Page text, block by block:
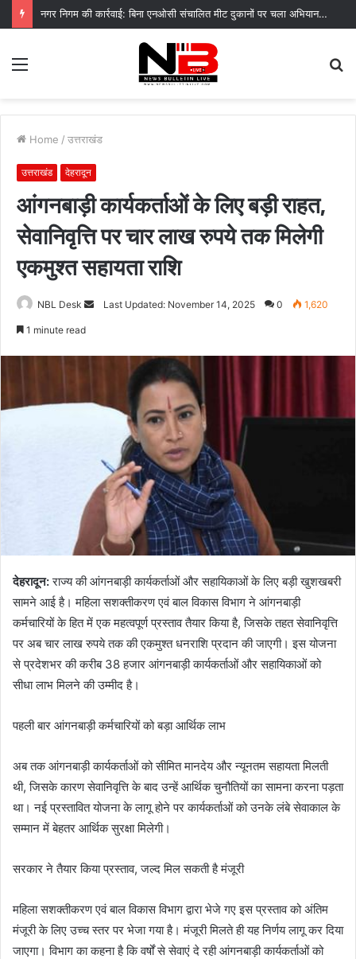
नगर निगम की कार्रवाई: बिना एनओसी संचालित मीट दुकानों पर चला अभियान, 45250 रुपये का चालान
Menu
Home / उत्तराखंड
उत्तराखंड देहरादून
आंगनबाड़ी कार्यकर्ताओं के लिए बड़ी राहत,
सेवानिवृत्ति पर चार लाख रुपये तक मिलेगी
एकमुश्त सहायता राशि
NBL Desk
SendLast Updated: November 14, 2025 0 1,620
1 minute read
देहरादून:राज्य की आंगनबाड़ी कार्यकर्ताओं और सहायिकाओं के लिए बड़ी खुशखबरी
सामने आई है। महिला सशक्तीकरण एवं बाल विकास विभाग ने आंगनबाड़ी
कर्मचारियों के हित में एक महत्वपूर्ण प्रस्ताव तैयार किया है, जिसके तहत सेवानिवृत्ति
पर अब चार लाख रुपये तक की एकमुश्त धनराशि प्रदान की जाएगी। इस योजना
से प्रदेशभर की करीब 38 हजार आंगनबाड़ी कार्यकर्ताओं और सहायिकाओं को
सीधा लाभ मिलने की उम्मीद है।
पहली बार आंगनबाड़ी कर्मचारियों को बड़ा आर्थिक लाभ
अब तक आंगनबाड़ी कार्यकर्ताओं को सीमित मानदेय और न्यूनतम सहायता मिलती
थी, जिसके कारण सेवानिवृत्ति के बाद उन्हें आर्थिक चुनौतियों का सामना करना पड़ता
था। नई प्रस्तावित योजना के लागू होने पर कार्यकर्ताओं को उनके लंबे सेवाकाल के
सम्मान में बेहतर आर्थिक सुरक्षा मिलेगी।
सरकार ने तैयार किया प्रस्ताव, जल्द मिल सकती है मंजूरी
महिला सशक्तीकरण एवं बाल विकास विभाग द्वारा भेजे गए इस प्रस्ताव को अंतिम
मंजूरी के लिए उच्च स्तर पर भेजा गया है। मंजूरी मिलते ही यह निर्णय लागू कर दिया
जाएगा। विभाग का कहना है कि वर्षों से सेवाएं दे रही आंगनबाड़ी कार्यकर्ताओं को